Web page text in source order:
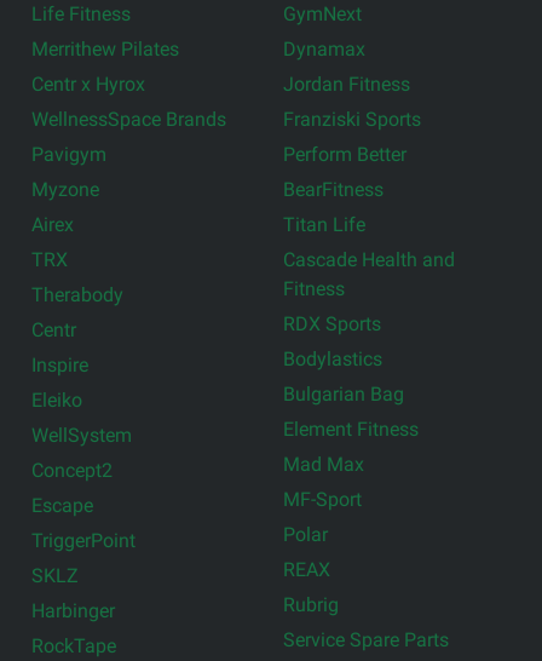
Life Fitness
Merrithew Pilates
Centr x Hyrox
WellnessSpace Brands
Pavigym
Myzone
Airex
TRX
Therabody
Centr
Inspire
Eleiko
WellSystem
Concept2
Escape
TriggerPoint
SKLZ
Harbinger
RockTape
GymNext
Dynamax
Jordan Fitness
Franziski Sports
Perform Better
BearFitness
Titan Life
Cascade Health and
Fitness
RDX Sports
Bodylastics
Bulgarian Bag
Element Fitness
Mad Max
MF-Sport
Polar
REAX
Rubrig
Service Spare Parts